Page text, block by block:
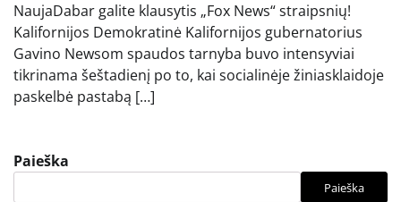
NaujaDabar galite klausytis „Fox News“ straipsnių!
Kalifornijos Demokratinė Kalifornijos gubernatorius
Gavino Newsom spaudos tarnyba buvo intensyviai
tikrinama šeštadienį po to, kai socialinėje žiniasklaidoje
paskelbė pastabą […]
Paieška
Paieška